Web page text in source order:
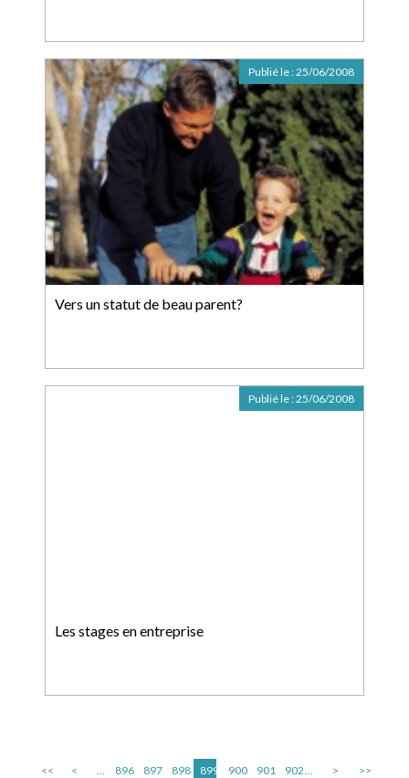
Vers un statut de beau parent?
Publié le :25/06/2008
Les stages en entreprise
Publié le :25/06/2008
<< < ... 896 897 898 899 900 901 902... > >>